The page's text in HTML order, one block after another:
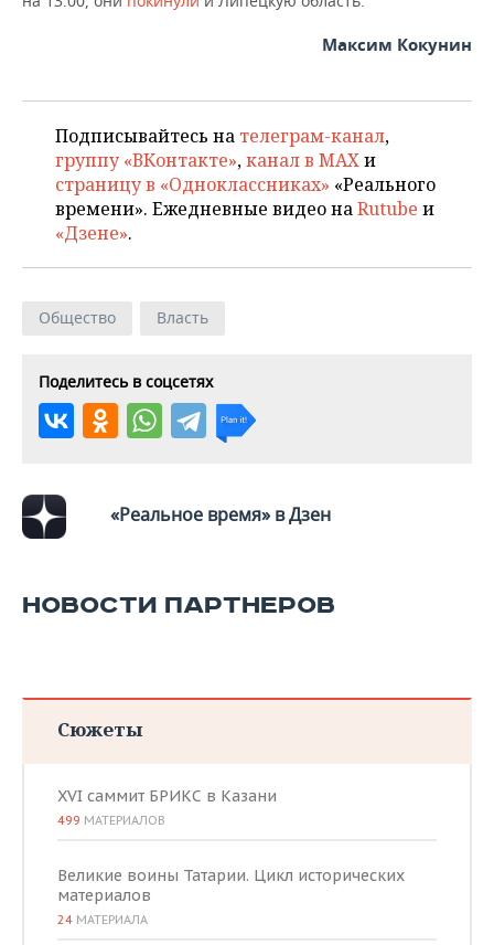
Максим Кокунин
Подписывайтесь на телеграм-канал,
группу «ВКонтакте»,канал в MAXи
страницу в «Одноклассниках» «Реального
времени». Ежедневные видео наRutube и
«Дзене».
Общество Власть
Поделитесь в соцсетях
«Реальное время» в Дзен
НОВОСТИ ПАРТНЕРОВ
Сюжеты
XVI саммит БРИКС в Казани
499 МАТЕРИАЛОВ
Великие воины Татарии. Цикл исторических
материалов
24 МАТЕРИАЛА